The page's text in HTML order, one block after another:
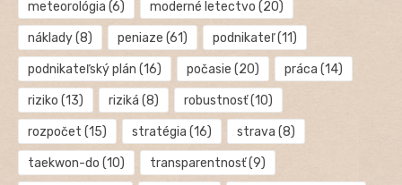
meteorológia (6) moderné letectvo (20)
náklady(8) peniaze (61) podnikateľ(11)
podnikateľský plán (16) počasie (20) práca (14)
riziko (13) riziká (8) robustnosť(10)
rozpočet (15) stratégia (16) strava (8)
taekwon-do (10) transparentnosť(9)